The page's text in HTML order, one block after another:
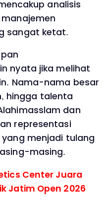
analisis
sangat ketat.
nyata jika melihat
Nama-nama besar
hingga talenta
dan
representasi
yang menjadi tulang
masing.
Center Juara
Jatim Open 2026